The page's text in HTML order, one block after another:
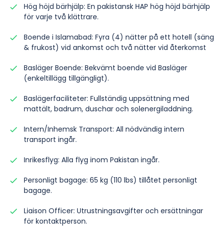
Hög höjd bärhjälp: En pakistansk HAP hög höjd bärhjälp
för varje två klättrare.
Boende i Islamabad: Fyra (4) nätter på ett hotell (säng
& frukost) vid ankomst och två nätter vid återkomst
Basläger Boende: Bekvämt boende vid Basläger
(enkeltillägg tillgängligt).
Baslägerfaciliteter: Fullständig uppsättning med
mattält, badrum, duschar och solenergiladdning.
Intern/Inhemsk Transport: All nödvändig intern
transport ingår.
Inrikesflyg: Alla flyg inom Pakistan ingår.
Personligt bagage: 65 kg (110 lbs) tillåtet personligt
bagage.
Liaison Officer: Utrustningsavgifter och ersättningar
för kontaktperson.